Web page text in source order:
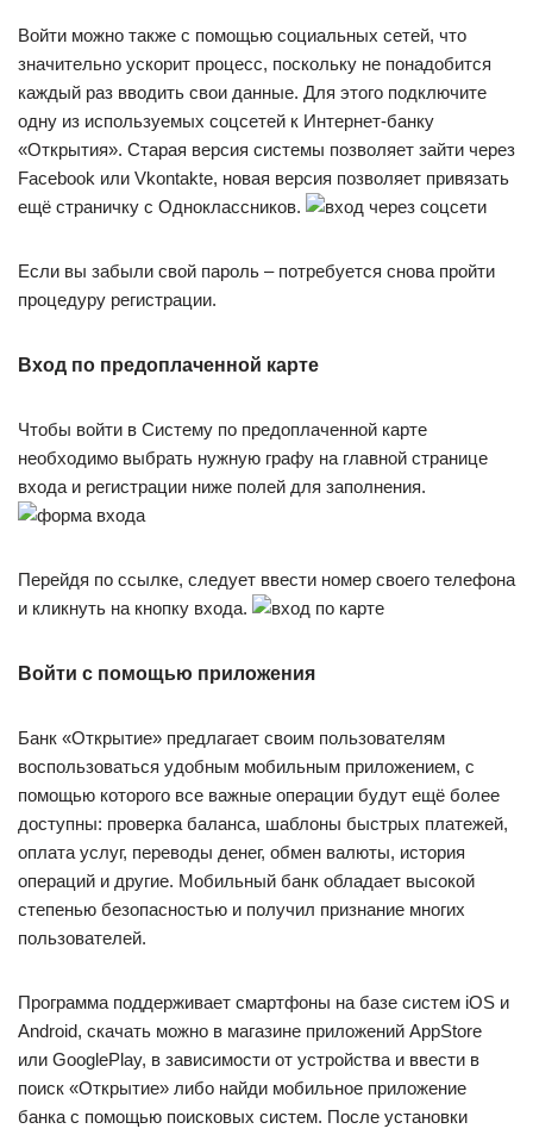
Войти можно также с помощью социальных сетей, что
значительно ускорит процесс, поскольку не понадобится
каждый раз вводить свои данные. Для этого подключите
одну из используемых соцсетей к Интернет-банку
«Открытия». Старая версия системы позволяет зайти через
Facebook или Vkontakte, новая версия позволяет привязать
ещё страничку с Одноклассников.
Если вы забыли свой пароль – потребуется снова пройти
процедуру регистрации.
Вход по предоплаченной карте
Чтобы войти в Систему по предоплаченной карте
необходимо выбрать нужную графу на главной странице
входа и регистрации ниже полей для заполнения.
Перейдя по ссылке, следует ввести номер своего телефона
и кликнуть на кнопку входа.
Войти с помощью приложения
Банк «Открытие» предлагает своим пользователям
воспользоваться удобным мобильным приложением, с
помощью которого все важные операции будут ещё более
доступны: проверка баланса, шаблоны быстрых платежей,
оплата услуг, переводы денег, обмен валюты, история
операций и другие. Мобильный банк обладает высокой
степенью безопасностью и получил признание многих
пользователей.
Программа поддерживает смартфоны на базе систем iOS и
Android, скачать можно в магазине приложений AppStore
или GooglePlay, в зависимости от устройства и ввести в
поиск «Открытие» либо найди мобильное приложение
банка с помощью поисковых систем. После установки